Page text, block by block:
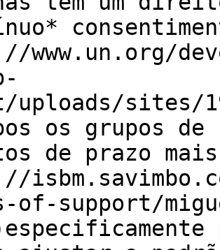
www.un.org/
uploads/sites/
os grupos de
de prazo
support/